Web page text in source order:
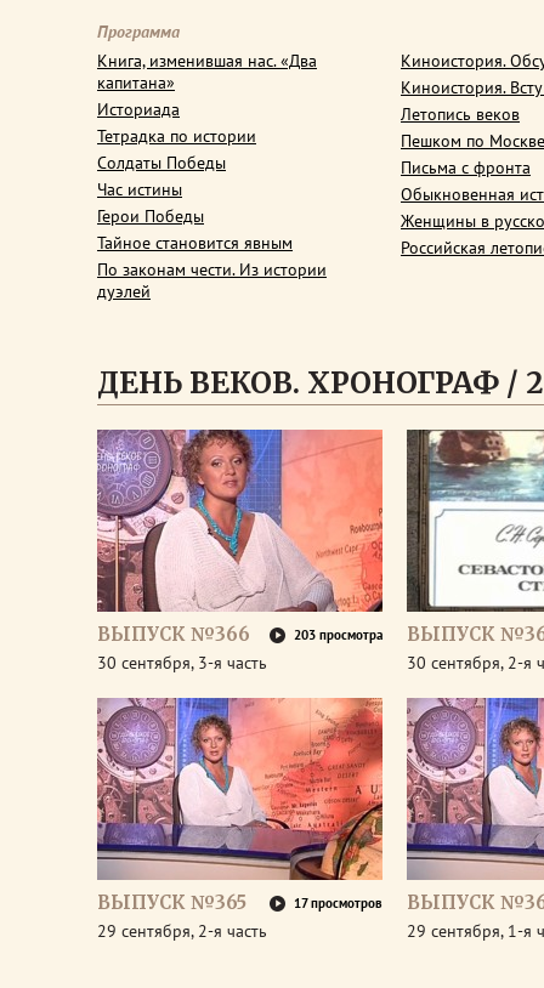
Программа
Книга, изменившая нас. «Два
капитана»
Историада
Тетрадка по истории
Солдаты Победы
Час истины
Герои Победы
Тайное становится явным
По законам чести. Из истории
дуэлей
Киноистория.
Киноистория.
Летопись веков
Пешком по Москве
Письма с фронта
Обыкновенная
Женщины в
Российская
ДЕНЬ ВЕКОВ. ХРОНОГРАФ /
ВЫПУСК №366 203 просмотра
30 сентября, 3-я часть
ВЫПУСК
30 сентября, 2-я
ВЫПУСК №365 17 просмотров
29 сентября, 2-я часть
ВЫПУСК
29 сентября, 1-я